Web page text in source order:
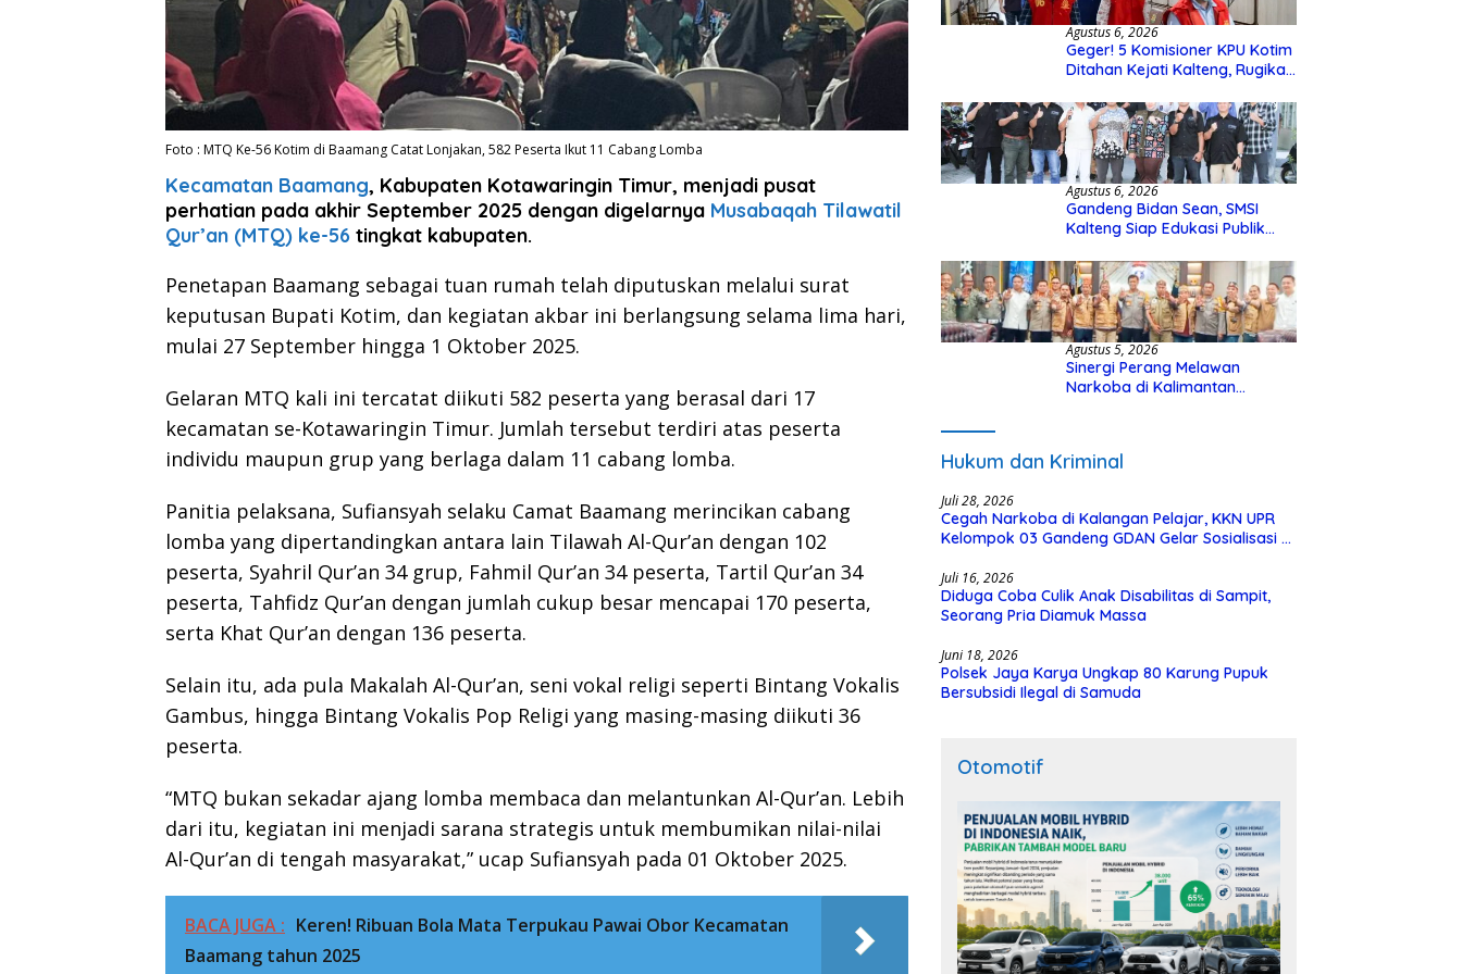
Foto : MTQ Ke-56 Kotim di Baamang Catat Lonjakan, 582 Peserta Ikut 11 Cabang Lomba
Kecamatan Baamang, Kabupaten Kotawaringin Timur, menjadi pusat
perhatian pada akhir September 2025 dengan digelarnya Musabaqah Tilawatil
Qur’an (MTQ) ke-56 tingkat kabupaten.
Penetapan Baamang sebagai tuan rumah telah diputuskan melalui surat
keputusan Bupati Kotim, dan kegiatan akbar ini berlangsung selama lima hari,
mulai 27 September hingga 1 Oktober 2025.
Gelaran MTQ kali ini tercatat diikuti 582 peserta yang berasal dari 17
kecamatan se-Kotawaringin Timur. Jumlah tersebut terdiri atas peserta
individu maupun grup yang berlaga dalam 11 cabang lomba.
Panitia pelaksana, Sufiansyah selaku Camat Baamang merincikan cabang
lomba yang dipertandingkan antara lain Tilawah Al-Qur’an dengan 102
peserta, Syahril Qur’an 34 grup, Fahmil Qur’an 34 peserta, Tartil Qur’an 34
peserta, Tahfidz Qur’an dengan jumlah cukup besar mencapai 170 peserta,
serta Khat Qur’an dengan 136 peserta.
Selain itu, ada pula Makalah Al-Qur’an, seni vokal religi seperti Bintang Vokalis
Gambus, hingga Bintang Vokalis Pop Religi yang masing-masing diikuti 36
peserta.
“MTQ bukan sekadar ajang lomba membaca dan melantunkan Al-Qur’an. Lebih
dari itu, kegiatan ini menjadi sarana strategis untuk membumikan nilai-nilai
Al-Qur’an di tengah masyarakat,” ucap Sufiansyah pada 01 Oktober 2025.
BACA JUGA : Keren! Ribuan Bola Mata Terpukau Pawai Obor Kecamatan
Baamang tahun 2025
Agustus 6, 2026
Geger! 5 Komisioner KPU Kotim
Ditahan Kejati Kalteng, Rugikan
Hibah Rp40 Miliar
Agustus 6, 2026
Gandeng Bidan Sean, SMSI
Kalteng Siap Edukasi Publik
Agustus 5, 2026
Sinergi Perang Melawan
Narkoba di Kalimantan
Hukum dan Kriminal
Juli 28, 2026
Cegah Narkoba di Kalangan Pelajar, KKN UPR
Kelompok 03 Gandeng GDAN Gelar Sosialisasi di
Juli 16, 2026
Diduga Coba Culik Anak Disabilitas di Sampit,
Seorang Pria Diamuk Massa
Juni 18, 2026
Polsek Jaya Karya Ungkap 80 Karung Pupuk
Bersubsidi Ilegal di Samuda
Otomotif